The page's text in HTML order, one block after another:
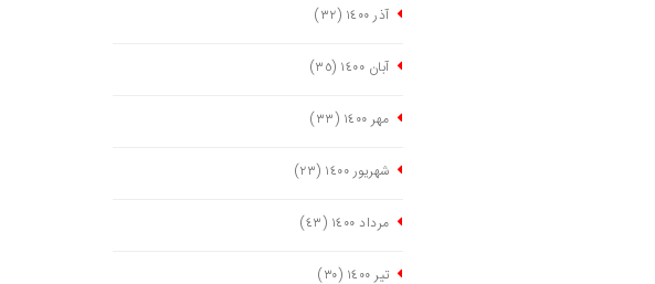
آذر ١٤٠٠ (٣٢)
آبان ١٤٠٠ (٣٥)
مهر ١٤٠٠ (٣٣)
شهریور ١٤٠٠ (٢٣)
مرداد ١٤٠٠ (٤٣)
تیر ١٤٠٠ (٣٠)